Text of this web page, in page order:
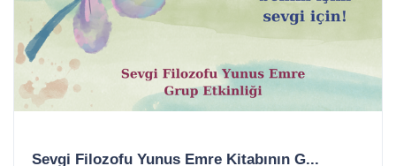
Sevgi Filozofu Yunus Emre Kitabının G...